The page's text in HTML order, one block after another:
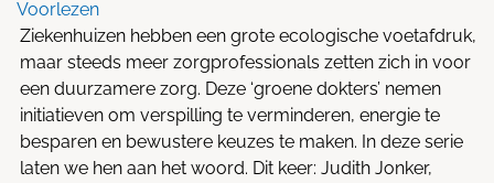
Voorlezen
Ziekenhuizen hebben een grote ecologische voetafdruk,
maar steeds meer zorgprofessionals zetten zich in voor
een duurzamere zorg. Deze ‘groene dokters’ nemen
initiatieven om verspilling te verminderen, energie te
besparen en bewustere keuzes te maken. In deze serie
laten we hen aan het woord. Dit keer: Judith Jonker,